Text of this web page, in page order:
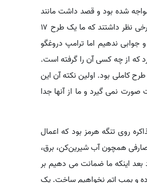
شده بود و قصد داشت مانند
جنگ صفین، قرآن بر سر نیزه بزند و میان مردم انشقاق ایجاد کند افزود: آنجا برخی نظر داشتند که ما یک طرح ۱۷
جوابی ندهیم اما ترامپ دروغگو
و اعلام نمی کرد که از چه کسی آن را گرفته است.
۱۰ شرط ارائه کرد که بسیار طرح کاملی بود. اولین نکته آن این
صورت نمی گیرد و ما از آنها جدا
روی تنگه هرمز بود که اعمال
همچون آب شیرین‌کن، برق،
اینکه ما ضمانت می دهیم بر
و بمب اتم نخواهیم ساخت. یک